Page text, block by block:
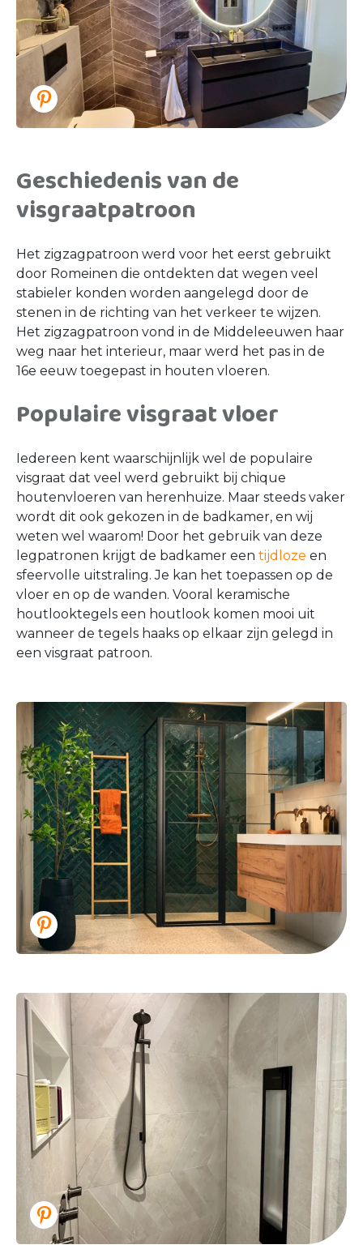
Geschiedenis van de
visgraatpatroon
Het zigzagpatroon werd voor het eerst gebruikt
door Romeinen die ontdekten dat wegen veel
stabieler konden worden aangelegd door de
stenen in de richting van het verkeer te wijzen.
Het zigzagpatroon vond in de Middeleeuwen haar
weg naar het interieur, maar werd het pas in de
16e eeuw toegepast in houten vloeren.
Populaire visgraat vloer
Iedereen kent waarschijnlijk wel de populaire
visgraat dat veel werd gebruikt bij chique
houtenvloeren van herenhuize. Maar steeds vaker
wordt dit ook gekozen in de badkamer, en wij
weten wel waarom! Door het gebruik van deze
legpatronen krijgt de badkamer een tijdloze en
sfeervolle uitstraling. Je kan het toepassen op de
vloer en op de wanden. Vooral keramische
houtlooktegels een houtlook komen mooi uit
wanneer de tegels haaks op elkaar zijn gelegd in
een visgraat patroon.